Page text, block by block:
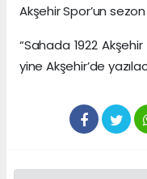
Akşehir Spor’un
“Sahada 1922
yine Akşehir’de